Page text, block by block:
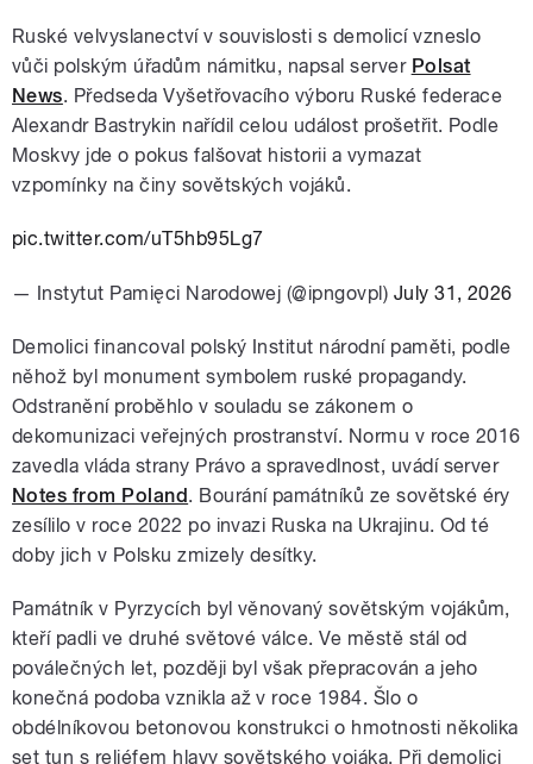
Ruské velvyslanectví v souvislosti s demolicí vzneslo
vůči polským úřadům námitku, napsal server Polsat
News. Předseda Vyšetřovacího výboru Ruské federace
Alexandr Bastrykin nařídil celou událost prošetřit. Podle
Moskvy jde o pokus falšovat historii a vymazat
vzpomínky na činy sovětských vojáků.
pic.twitter.com/uT5hb95Lg7
— Instytut Pamięci Narodowej (@ipngovpl) July 31, 2026
Demolici financoval polský Institut národní paměti, podle
něhož byl monument symbolem ruské propagandy.
Odstranění proběhlo v souladu se zákonem o
dekomunizaci veřejných prostranství. Normu v roce 2016
zavedla vláda strany Právo a spravedlnost, uvádí server
Notes from Poland. Bourání památníků ze sovětské éry
zesílilo v roce 2022 po invazi Ruska na Ukrajinu. Od té
doby jich v Polsku zmizely desítky.
Památník v Pyrzycích byl věnovaný sovětským vojákům,
kteří padli ve druhé světové válce. Ve městě stál od
poválečných let, později byl však přepracován a jeho
konečná podoba vznikla až v roce 1984. Šlo o
obdélníkovou betonovou konstrukci o hmotnosti několika
set tun s reliéfem hlavy sovětského vojáka. Při demolici